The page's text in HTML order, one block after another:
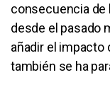
consecuencia de
desde el pasado
añadir el impacto
también se ha